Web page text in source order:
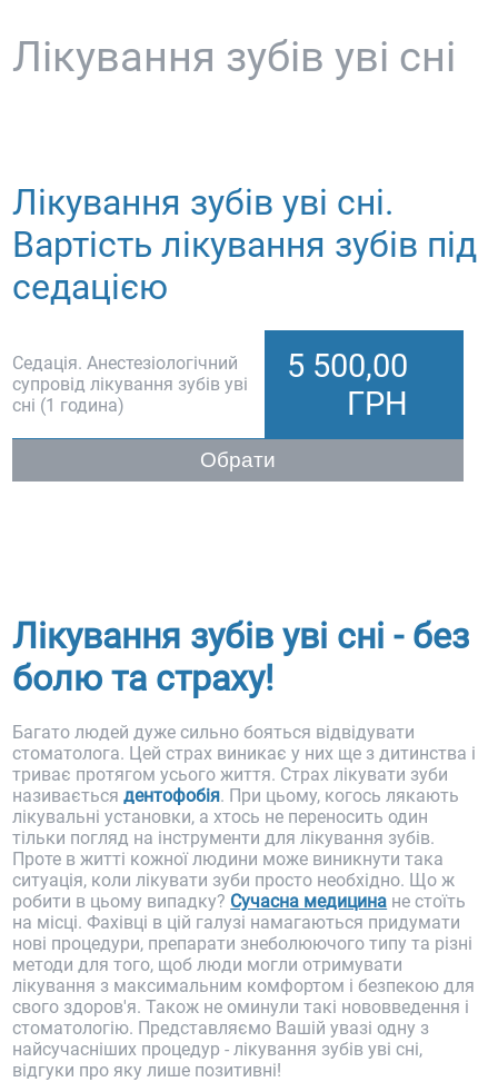
Лікування зубів уві сні
Лікування зубів уві сні.
Вартість лікування зубів під
седацією
Седація. Анестезіологічний
супровід лікування зубів уві
сні (1 година)
5 500,00
ГРН
Обрати
Лікування зубів уві сні - без
болю та страху!
Багато людей дуже сильно бояться відвідувати
стоматолога. Цей страх виникає у них ще з дитинства і
триває протягом усього життя. Страх лікувати зуби
називаєтьсядентофобія. При цьому, когось лякають
лікувальні установки, а хтось не переносить один
тільки погляд на інструменти для лікування зубів.
Проте в житті кожної людини може виникнути така
ситуація, коли лікувати зуби просто необхідно. Що ж
робити в цьому випадку? Сучасна медицина не стоїть
на місці. Фахівці в цій галузі намагаються придумати
нові процедури, препарати знеболюючого типу та різні
методи для того, щоб люди могли отримувати
лікування з максимальним комфортом і безпекою для
свого здоров'я. Також не оминули такі нововведення і
стоматологію. Представляємо Вашій увазі одну з
найсучасніших процедур - лікування зубів уві сні,
відгуки про яку лише позитивні!